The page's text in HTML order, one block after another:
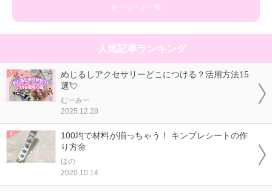
キーワード一覧
人気記事ランキング
めじるしアクセサリーどこにつける？活用方法15
選💘
むーみー
2025.12.28
100均で材料が揃っちゃう！ キンブレシートの作
り方🌼
ほの
2020.10.14